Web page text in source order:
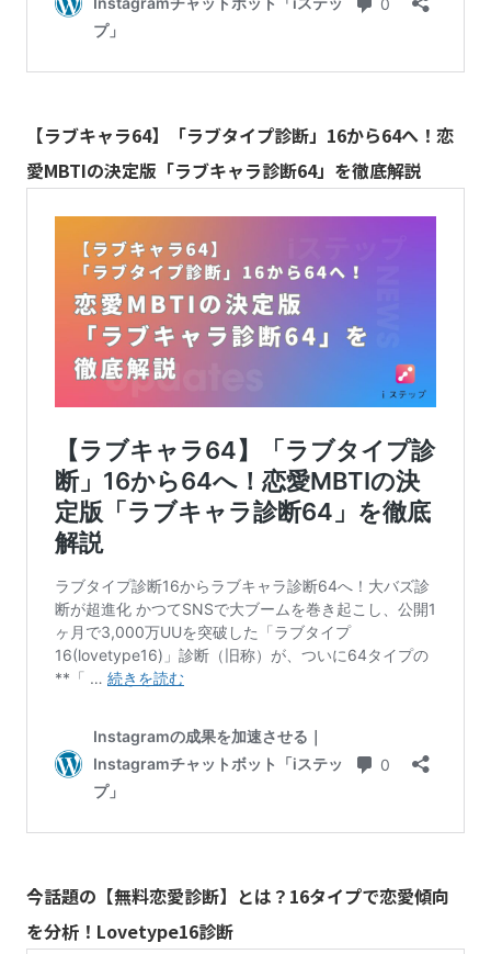
【ラブキャラ64】「ラブタイプ診断」16から64へ！恋
愛MBTIの決定版「ラブキャラ診断64」を徹底解説
今話題の【無料恋愛診断】とは？16タイプで恋愛傾向
を分析！Lovetype16診断